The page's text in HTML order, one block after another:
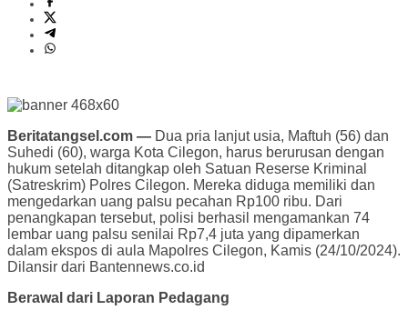
Beritatangsel.com — Dua pria lanjut usia, Maftuh (56) dan
Suhedi (60), warga Kota Cilegon, harus berurusan dengan
hukum setelah ditangkap oleh Satuan Reserse Kriminal
(Satreskrim) Polres Cilegon. Mereka diduga memiliki dan
mengedarkan uang palsu pecahan Rp100 ribu. Dari
penangkapan tersebut, polisi berhasil mengamankan 74
lembar uang palsu senilai Rp7,4 juta yang dipamerkan
dalam ekspos di aula Mapolres Cilegon, Kamis (24/10/2024).
Dilansir dari Bantennews.co.id
Berawal dari Laporan Pedagang